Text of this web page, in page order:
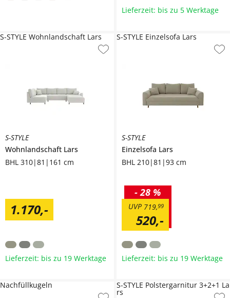
Lieferzeit: bis zu 5 Werktage
S-STYLE
Wohnlandschaft Lars
BHL 310|81|161 cm
1.170,-
S-STYLE Wohnlandschaft Lars
Lieferzeit: bis zu 19 Werktage
S-STYLE
Einzelsofa Lars
BHL 210|81|93 cm
520,-
719,99
UVP
- 28 %
S-STYLE Einzelsofa Lars
Lieferzeit: bis zu 19 Werktage
Nachfüllkugeln S-STYLE Polstergarnitur 3+2+1 La
rs